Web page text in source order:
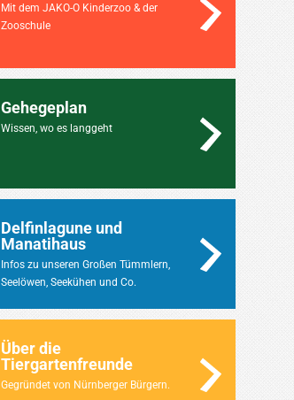
Mit dem JAKO-O Kinderzoo & der
Zooschule
Gehegeplan
Wissen, wo es langgeht
Delfinlagune und
Manatihaus
Infos zu unseren Großen Tümmlern,
Seelöwen, Seekühen und Co.
Über die
Tiergartenfreunde
Gegründet von Nürnberger Bürgern.